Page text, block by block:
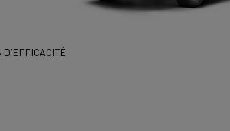
D'EFFICACITÉ